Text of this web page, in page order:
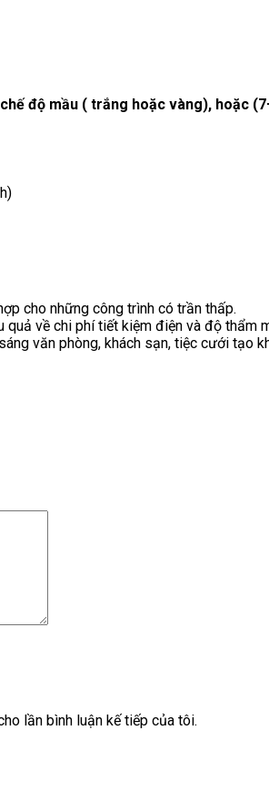
độ mầu ( trắng hoặc vàng), hoặc
cho những công trình có trần thấp.
về chi phí tiết kiệm điện và độ thẩm
văn phòng, khách sạn, tiệc cưới tạo
lần bình luận kế tiếp của tôi.